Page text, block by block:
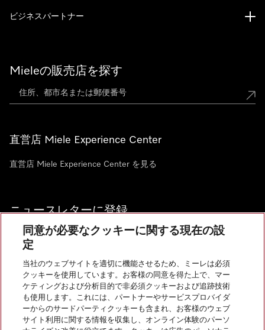
Mieleの販売店を探す
直営店 Miele Experience Center
直営店 Miele Experience Center を見る
ニュースレターに登録
お問い合わせ
ビジネスパートナー
InstagramのMiele
YoutubeのMiele
同意が必要なクッキーに関する現在の設
定
当社のウェブサイトを適切に機能させるため、ミーレは必須
クッキーを使用しています。お客様の同意を得た上で、マー
ケティングおよび分析目的で非必須クッキーおよび追跡技術
も使用します。これには、パートナーやサービスプロバイダ
ーからのサードパーティクッキーも含まれ、お客様のウェブ
サイト利用に関する情報を収集し、オンライン体験のパーソ